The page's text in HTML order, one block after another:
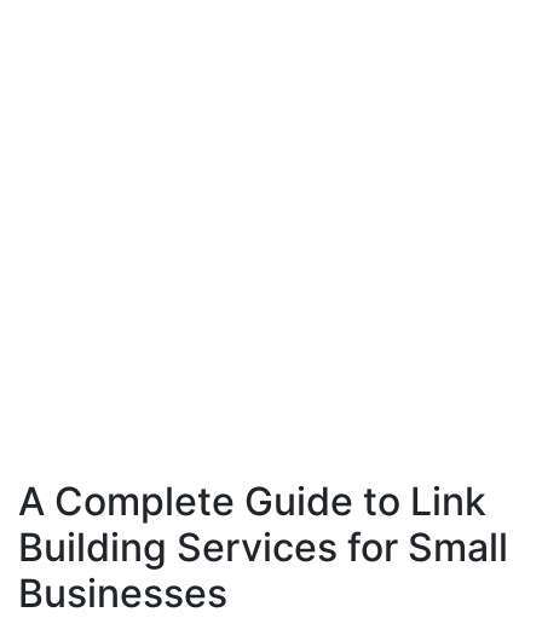
A Complete Guide to Link
Building Services for Small
Businesses